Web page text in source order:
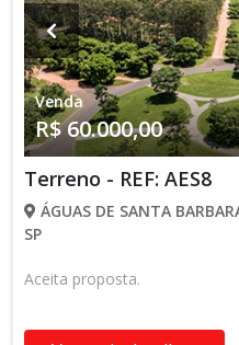
Venda
R$ 60.000,00
Terreno - REF: AES8
ÁGUAS DE SANTA
SP
Aceita proposta.